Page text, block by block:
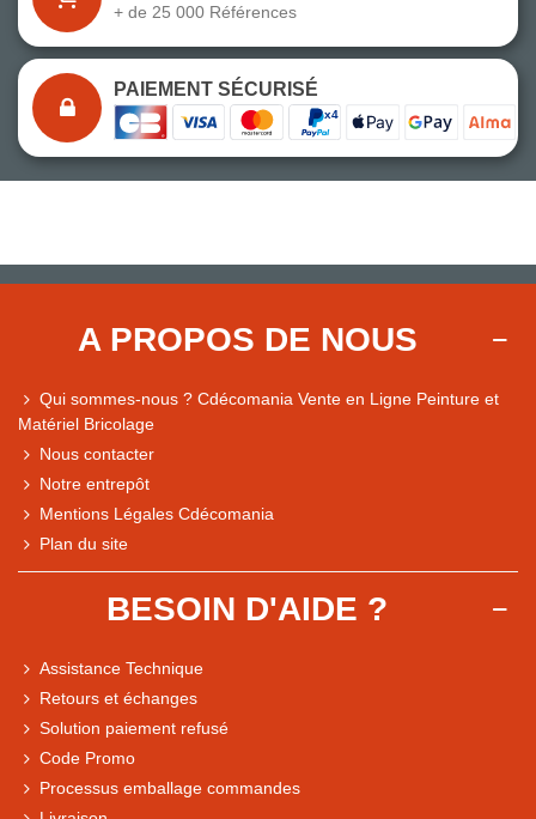
+ de 25 000 Références
PAIEMENT SÉCURISÉ
A PROPOS DE NOUS
Qui sommes-nous ? Cdécomania Vente en Ligne Peinture et
Matériel Bricolage
Nous contacter
Notre entrepôt
Mentions Légales Cdécomania
Plan du site
BESOIN D'AIDE ?
Assistance Technique
Retours et échanges
Solution paiement refusé
Code Promo
Processus emballage commandes